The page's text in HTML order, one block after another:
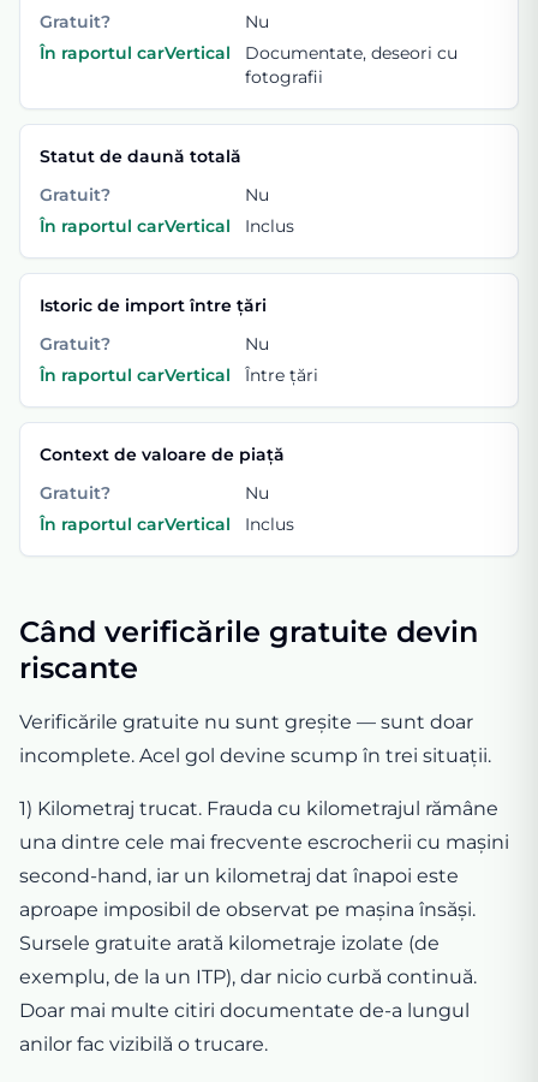
Gratuit?
Nu
În raportul carVertical
Documentate, deseori cu
fotografii
Statut de daună totală
Gratuit?
Nu
În raportul carVertical
Inclus
Istoric de import între țări
Gratuit?
Nu
În raportul carVertical
Între țări
Context de valoare de piață
Gratuit?
Nu
În raportul carVertical
Inclus
Când verificările gratuite devin
riscante
Verificările gratuite nu sunt greșite — sunt doar
incomplete. Acel gol devine scump în trei situații.
1) Kilometraj trucat. Frauda cu kilometrajul rămâne
una dintre cele mai frecvente escrocherii cu mașini
second-hand, iar un kilometraj dat înapoi este
aproape imposibil de observat pe mașina însăși.
Sursele gratuite arată kilometraje izolate (de
exemplu, de la un ITP), dar nicio curbă continuă.
Doar mai multe citiri documentate de-a lungul
anilor fac vizibilă o trucare.